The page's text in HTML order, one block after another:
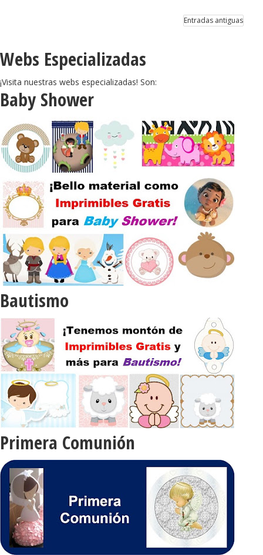
Entradas antiguas
Webs Especializadas
¡Visita nuestras webs especializadas! Son:
Baby Shower
Bautismo
Primera Comunión